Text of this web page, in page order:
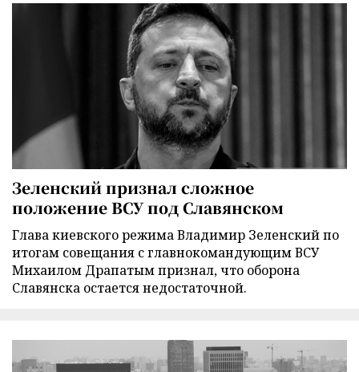
Зеленский признал сложное
положение ВСУ под Славянском
Глава киевского режима Владимир Зеленский по
итогам совещания с главнокомандующим ВСУ
Михаилом Драпатым признал, что оборона
Славянска остается недостаточной.